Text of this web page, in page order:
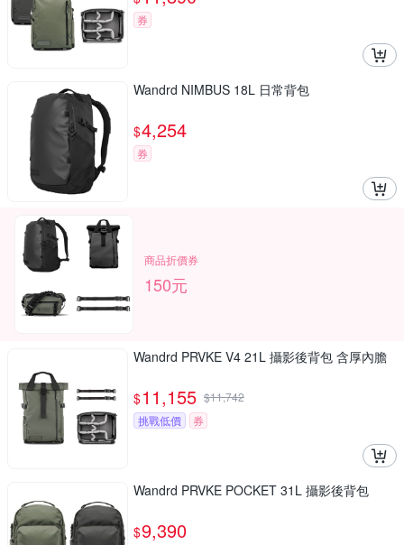
券
Wandrd NIMBUS 18L 日常背包
$4,254
券
商品折價券
150元
Wandrd PRVKE V4 21L 攝影後背包 含厚內膽
$11,155 $11,742
挑戰低價
券
Wandrd PRVKE POCKET 31L 攝影後背包
$9,390